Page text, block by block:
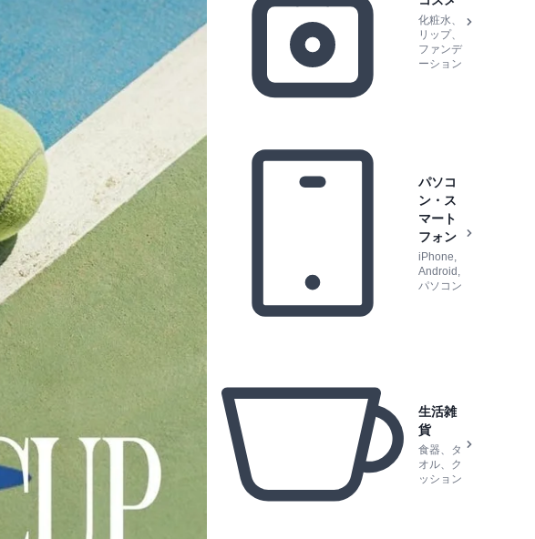
化粧水、
リップ、
ファンデ
ーション
パソコ
ン・ス
マート
フォン
iPhone,
Android,
パソコン
生活雑
貨
食器、タ
オル、ク
ッション